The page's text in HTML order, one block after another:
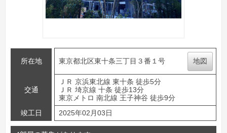
所在地 東京都北区東十条三丁目３番１号 地図
交通
ＪＲ 京浜東北線 東十条 徒歩5分
ＪＲ 埼京線 十条 徒歩13分
東京メトロ 南北線 王子神谷 徒歩9分
竣工日
2025年02月03日